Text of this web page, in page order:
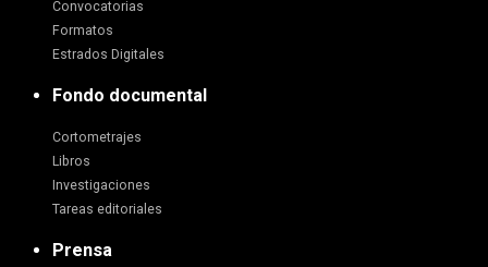
Convocatorias
Formatos
Estrados Digitales
Fondo documental
Cortometrajes
Libros
Investigaciones
Tareas editoriales
Prensa